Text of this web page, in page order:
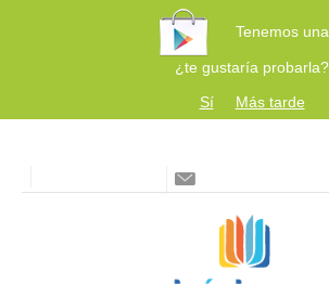
Tenemos una
¿te gustaría probarla?
Sí
Más tarde